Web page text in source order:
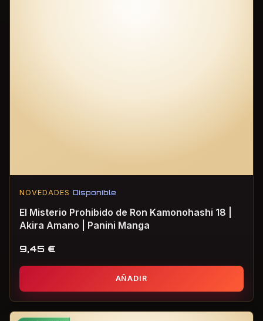
NOVEDADES Disponible
El Misterio Prohibido de Ron Kamonohashi 18 |
Akira Amano | Panini Manga
9,45 €
AÑADIR